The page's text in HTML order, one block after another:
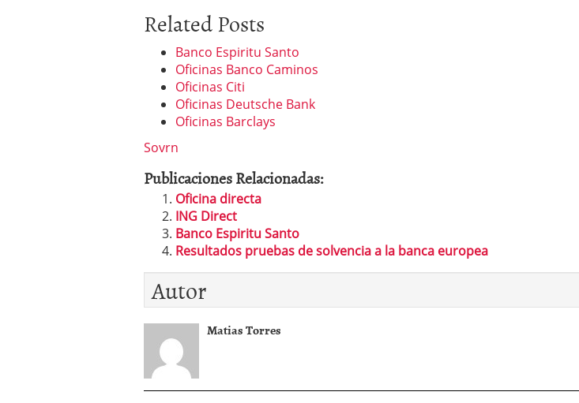
Related Posts
Banco Espiritu Santo
Oficinas Banco Caminos
Oficinas Citi
Oficinas Deutsche Bank
Oficinas Barclays
Sovrn
Publicaciones Relacionadas:
Oficina directa
ING Direct
Banco Espiritu Santo
Resultados pruebas de solvencia a la banca europea
Autor
Matias Torres